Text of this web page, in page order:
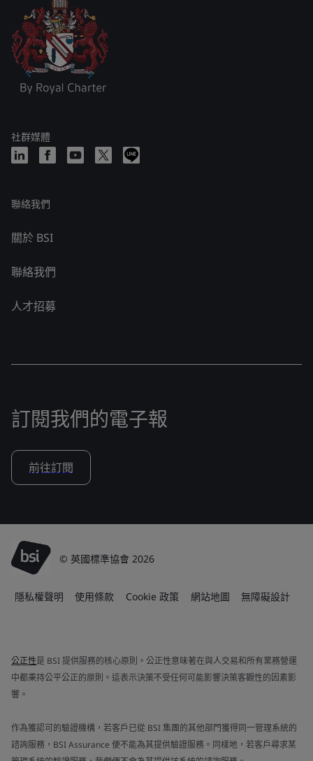
社群媒體
聯絡我們
關於 BSI
聯絡我們
人才招募
訂閱我們的電子報
前往訂閱
© 英國標準協會 2026
隱私權聲明 使用條款 Cookie 政策 網站地圖 無障礙設計
公正性是 BSI 提供服務的核心原則。公正性意味著在與人交易和所有業務營運
中都秉持公平公正的原則。這表示決策不受任何可能影響決策客觀性的因素影
響。
作為獲認可的驗證機構，若客戶已從 BSI 集團的其他部門獲得同一管理系統的
諮詢服務，BSI Assurance 便不能為其提供驗證服務。同樣地，若客戶尋求某